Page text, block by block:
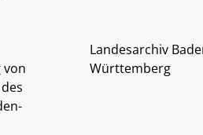
von
Landesarchiv
Württemberg